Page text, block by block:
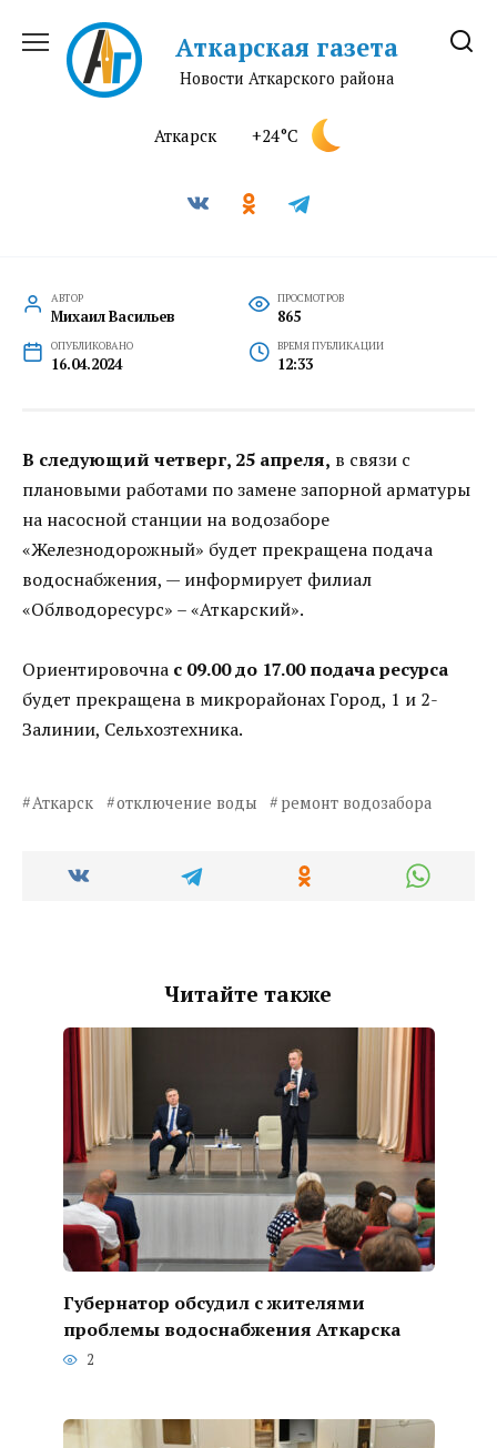
содержанию
Аткарская газета
Новости Аткарского района
Аткарск +24°C
АВТОР
Михаил Васильев
ПРОСМОТРОВ
865
ОПУБЛИКОВАНО
16.04.2024
ВРЕМЯ ПУБЛИКАЦИИ
12:33
В следующий четверг, 25 апреля, в связи с
плановыми работами по замене запорной арматуры
на насосной станции на водозаборе
«Железнодорожный» будет прекращена подача
водоснабжения, — информирует филиал
«Облводоресурс» – «Аткарский».
Ориентировочна с 09.00 до 17.00 подача ресурса
будет прекращена в микрорайонах Город, 1 и 2-
Залинии, Сельхозтехника.
Аткарск отключение воды ремонт водозабора
Читайте также
Губернатор обсудил с жителями
проблемы водоснабжения Аткарска
2